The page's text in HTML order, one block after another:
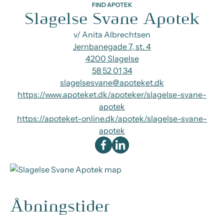
FIND APOTEK
Slagelse Svane Apotek
v/ Anita Albrechtsen
Jernbanegade 7, st. 4
4200 Slagelse
58 52 01 34
slagelsesvane@apoteket.dk
https://www.apoteket.dk/apoteker/slagelse-svane-
apotek
https://apoteket-online.dk/apotek/slagelse-svane-
apotek
Åbningstider